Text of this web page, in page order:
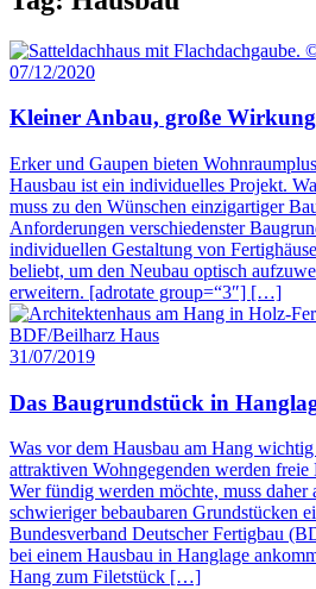
07/12/2020
Kleiner Anbau, große Wirkung
Erker und Gaupen bieten
Hausbau ist ein individuelles Projekt.
muss zu den Wünschen einzigartiger
Anforderungen verschiedenster
individuellen Gestaltung von
beliebt, um den Neubau optisch
erweitern. [adrotate group=“3″] […]
31/07/2019
Das Baugrundstück in
Was vor dem Hausbau am Hang
attraktiven Wohngegenden werden freie
Wer fündig werden möchte, muss daher
schwieriger bebaubaren Grundstücken
Bundesverband Deutscher Fertigbau
bei einem Hausbau in Hanglage
Hang zum Filetstück […]